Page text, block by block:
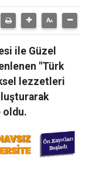
ile Güzel
"Türk
lezzetleri
oldu.